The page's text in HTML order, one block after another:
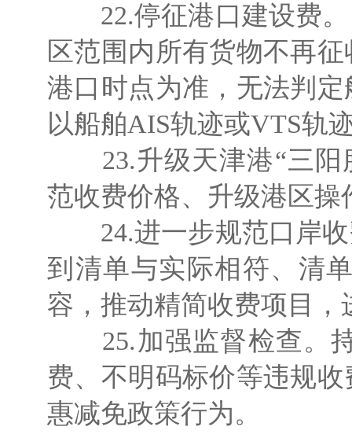
22.停征港口建设费。
区范围内所有货物不再
港口时点为准，无法判
以船舶AIS轨迹或VTS轨
23.升级天津港“三阳
范收费价格、升级港区
24.进一步规范口岸收
到清单与实际相符、清
容，推动精简收费项目
25.加强监督检查。持
费、不明码标价等违规
惠减免政策行为。